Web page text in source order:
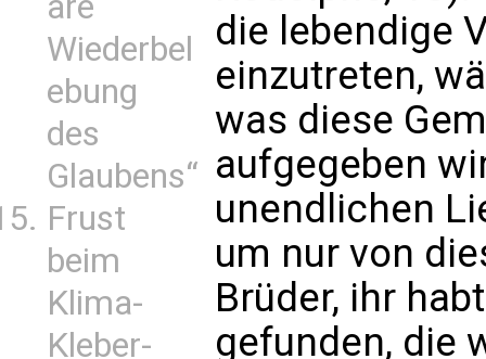
Wiederbel
ebung
des
Glaubens“
Frust
beim
Klima-
Kleber-
die lebendige
einzutreten,
was diese
aufgegeben
unendlichen
um nur von
Brüder, ihr
gefunden, die